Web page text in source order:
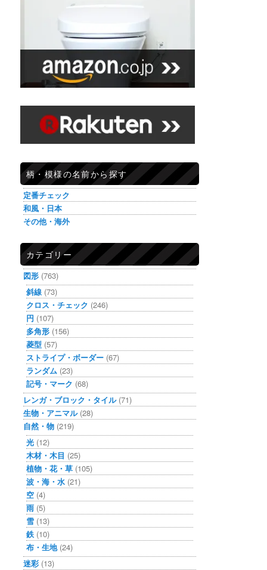
柄・模様の名前から探す
定番チェック
和風・日本
その他・海外
カテゴリー
図形 (763)
斜線 (73)
クロス・チェック (246)
円 (107)
多角形 (156)
菱型 (57)
ストライプ・ボーダー (67)
ランダム (23)
記号・マーク (68)
レンガ・ブロック・タイル(71)
生物・アニマル(28)
自然・物 (219)
光 (12)
木材・木目 (25)
植物・花・草 (105)
波・海・水 (21)
空 (4)
雨 (5)
雪 (13)
鉄 (10)
布・生地(24)
迷彩 (13)